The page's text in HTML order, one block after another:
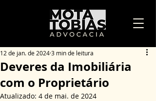
Deveres da Imobiliária
com o Proprietário
12 de jan. de 20243 min de leitura
Atualizado: 4 de mai. de 2024